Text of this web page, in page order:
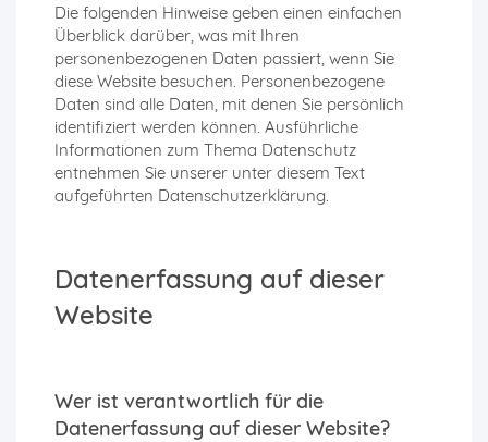
Die folgenden Hinweise geben einen einfachen
Überblick darüber, was mit Ihren
personenbezogenen Daten passiert, wenn Sie
diese Website besuchen. Personenbezogene
Daten sind alle Daten, mit denen Sie persönlich
identifiziert werden können. Ausführliche
Informationen zum Thema Datenschutz
entnehmen Sie unserer unter diesem Text
aufgeführten Datenschutzerklärung.
Datenerfassung auf dieser
Website
Wer ist verantwortlich für die
Datenerfassung auf dieser Website?